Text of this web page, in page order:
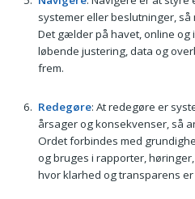
systemer eller beslutninger,
Det gælder på havet, online og
løbende justering, data og
frem.
Redegøre: At redegøre er
årsager og konsekvenser, så
Ordet forbindes med
og bruges i rapporter,
hvor klarhed og transparens